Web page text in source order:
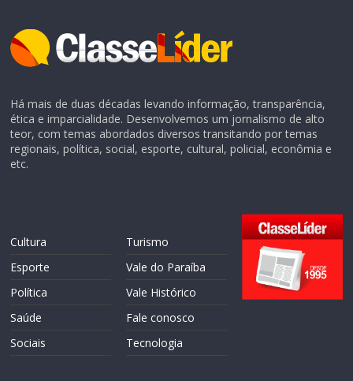
Há mais de duas décadas levando informação, transparência,
ética e imparcialidade. Desenvolvemos um jornalismo de alto
teor, com temas abordados diversos transitando por temas
regionais, política, social, esporte, cultural, policial, econômia e
etc.
Cultura
Esporte
Política
Saúde
Sociais
Turismo
Vale do Paraíba
Vale Histórico
Fale conosco
Tecnologia